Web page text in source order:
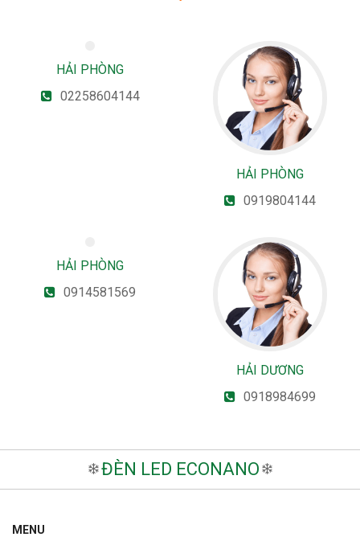
HẢI PHÒNG
02258604144
HẢI PHÒNG
0919804144
HẢI PHÒNG
0914581569
HẢI DƯƠNG
0918984699
ĐÈN LED ECONANO
MENU